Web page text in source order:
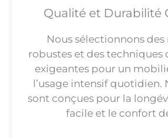
Qualité et Durabilité
Nous sélectionnons
robustes et des techniques
exigeantes pour un
l’usage intensif quotidien.
sont conçues pour la
facile et le confort